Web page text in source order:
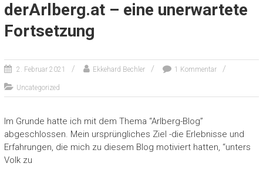
derArlberg.at – eine unerwartete
Fortsetzung
2. Februar 2021 Ekkehard Bechler 1 Kommentar
Uncategorized
Im Grunde hatte ich mit dem Thema “Arlberg-Blog”
abgeschlossen. Mein ursprüngliches Ziel -die Erlebnisse und
Erfahrungen, die mich zu diesem Blog motiviert hatten, “unters
Volk zu